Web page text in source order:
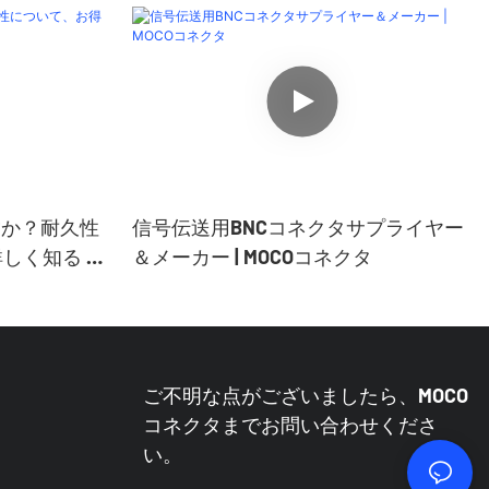
？耐久性
く知る -
信号伝送用BNCコネクタサプライヤー
＆メーカー | MOCOコネクタ
ご不明な点がございましたら、MOCO
コネクタまでお問い合わせくださ
い。